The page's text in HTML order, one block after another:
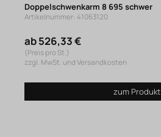
Doppelschwenkarm 8 695 schwer
Artikelnummer: 41063120
ab 526,33 €
(Preis pro St.)
zzgl. MwSt. und Versandkosten
zum Produkt